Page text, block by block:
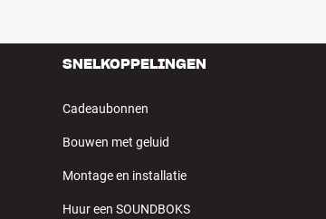
SNELKOPPELINGEN
Cadeaubonnen
Bouwen met geluid
Montage en installatie
Huur een SOUNDBOKS